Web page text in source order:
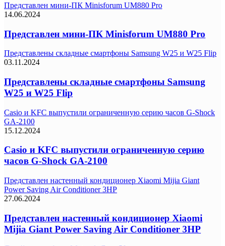
Представлен мини-ПК Minisforum UM880 Pro
14.06.2024
Представлен мини-ПК Minisforum UM880 Pro
Представлены складные смартфоны Samsung W25 и W25 Flip
03.11.2024
Представлены складные смартфоны Samsung
W25 и W25 Flip
Casio и KFC выпустили ограниченную серию часов G-Shock
GA-2100
15.12.2024
Casio и KFC выпустили ограниченную серию
часов G-Shock GA-2100
Представлен настенный кондиционер Xiaomi Mijia Giant
Power Saving Air Conditioner 3HP
27.06.2024
Представлен настенный кондиционер Xiaomi
Mijia Giant Power Saving Air Conditioner 3HP